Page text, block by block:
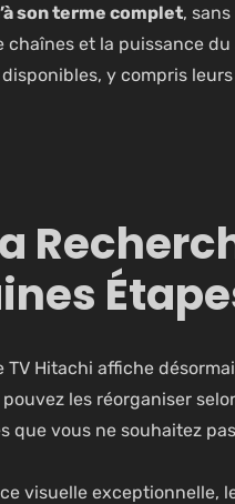
son terme complet,
chaînes et la puissance
y compris
TV Hitachi affiche
les réorganiser
que vous ne souhaitez
visuelle exceptionnelle,